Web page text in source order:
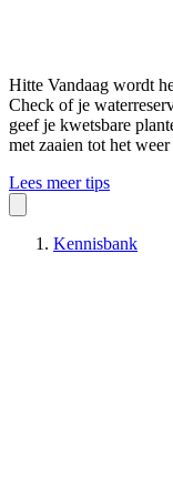
Hitte Vandaag wordt
Check of je
geef je kwetsbare
met zaaien tot het
Lees meer tips
Kennisbank